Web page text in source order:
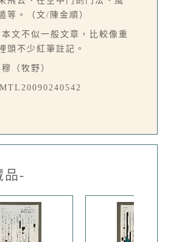
等。（文/陳金順）
本文不似一般文章，比較像重
頭不少紅筆註記。
（牧野）
品-